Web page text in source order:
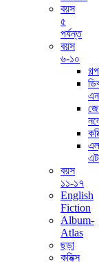
বয়স
৫
পর্যন্ত
বয়স
৬-১০
গল্প
বয়স
১১-১৭
English
Fiction
Album-
Atlas
ছড়া
কমিক্স